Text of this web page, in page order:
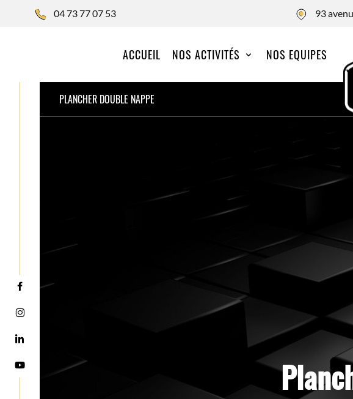
04 73 77 07 53 93
ACCUEIL NOS ACTIVITÉS NOS EQUIPES
PLANCHER DOUBLE NAPPE